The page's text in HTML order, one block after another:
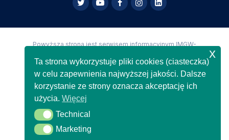
Powyższa strona jest serwisem informacyjnym IMGW-
Copyright IMGW-PIB Wszelkie prawa zastrzeżone
Ta strona wykorzystuje pliki cookies (ciasteczka)
w celu zapewnienia najwyższej jakości. Dalsze
korzystanie ze strony oznacza akceptację ich
użycia.Więcej
Technical
Technical
Marketing
Marketing
x